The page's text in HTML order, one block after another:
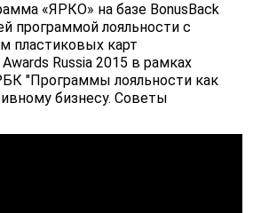
«ЯРКО» на базе BonusBack
программой лояльности с
пластиковых карт
Russia 2015 в рамках
"Программы лояльности как
бизнесу. Советы